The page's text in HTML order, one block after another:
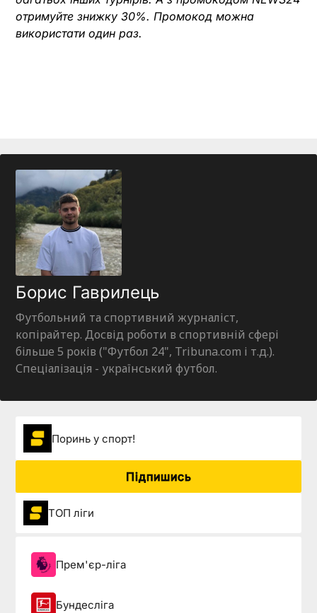
отримуйте знижку 30%. Промокод можна
використати один раз.
Борис Гаврилець
Футбольний та спортивний журналіст,
копірайтер. Досвід роботи в спортивній сфері
більше 5 років ("Футбол 24", Tribuna.com і т.д.).
Спеціалізація - український футбол.
Поринь у спорт!
Підпишись
ТОП ліги
Прем'єр-ліга
Бундесліга